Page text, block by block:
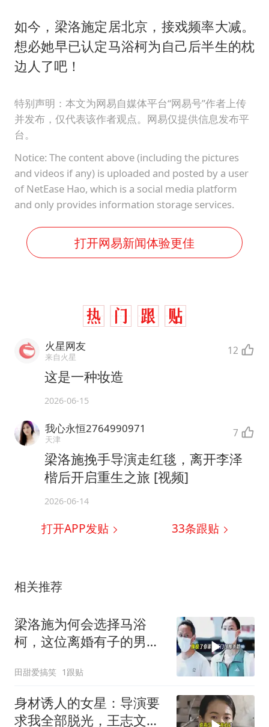
如今，梁洛施定居北京，接戏频率大减。
想必她早已认定马浴柯为自己后半生的枕
边人了吧！
特别声明：本文为网易自媒体平台“网易号”作者上传
并发布，仅代表该作者观点。网易仅提供信息发布平
台。
Notice: The content above (including the pictures
and videos if any) is uploaded and posted by a user
of NetEase Hao, which is a social media platform
and only provides information storage services.
打开网易新闻体验更佳
火星网友
来自火星 12
这是一种妆造
2026-06-15
我心永恒2764990971
天津 7
梁洛施挽手导演走红毯，离开李泽
楷后开启重生之旅 [视频]
2026-06-14
打开APP发贴 33条跟贴
相关推荐
梁洛施为何会选择马浴
柯，这位离婚有子的男艺
田甜爱搞笑 1跟贴
身材诱人的女星：导演要
求我全部脱光，王志文的